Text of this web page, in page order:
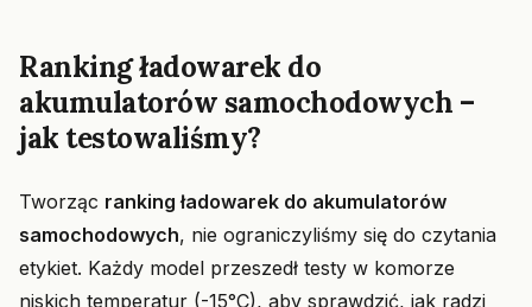
Ranking ładowarek do
akumulatorów samochodowych –
jak testowaliśmy?
Tworząc ranking ładowarek do akumulatorów
samochodowych, nie ograniczyliśmy się do czytania
etykiet. Każdy model przeszedł testy w komorze
niskich temperatur (-15°C), aby sprawdzić, jak radzi